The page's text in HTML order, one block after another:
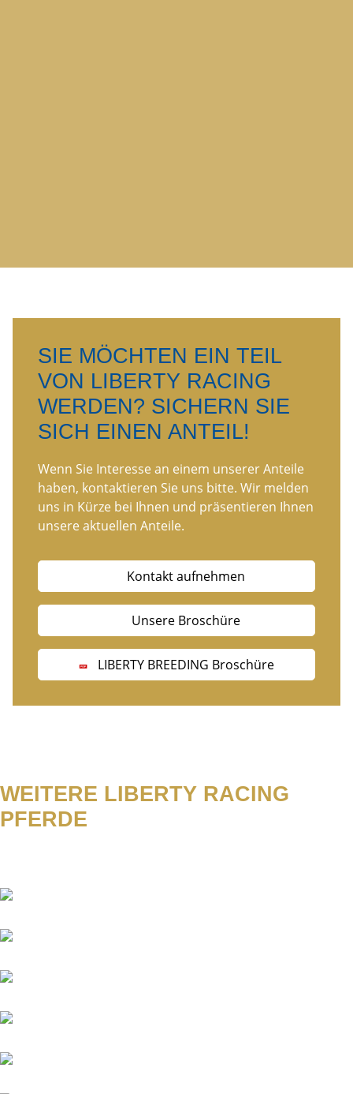
SIE MÖCHTEN EIN TEIL
VON LIBERTY RACING
WERDEN? SICHERN SIE
SICH EINEN ANTEIL!
Wenn Sie Interesse an einem unserer Anteile
haben, kontaktieren Sie uns bitte. Wir melden
uns in Kürze bei Ihnen und präsentieren Ihnen
unsere aktuellen Anteile.
Kontakt aufnehmen
Unsere Broschüre
LIBERTY BREEDING Broschüre
WEITERE LIBERTY RACING
PFERDE